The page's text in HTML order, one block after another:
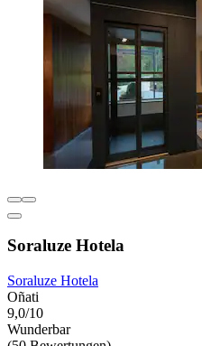
Soraluze Hotela
Soraluze Hotela
Oñati
9,0/10
Wunderbar